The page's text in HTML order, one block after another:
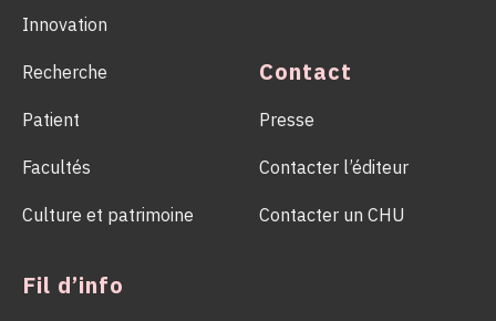
Innovation
Recherche
Patient
Facultés
Culture et patrimoine
Contact
Presse
Contacter l’éditeur
Contacter un CHU
Fil d’info